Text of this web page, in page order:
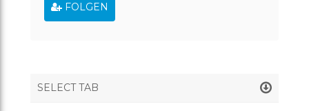
FOLGEN
SELECT TAB